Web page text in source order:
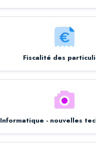
Fiscalité des
Informatique - nouvelles